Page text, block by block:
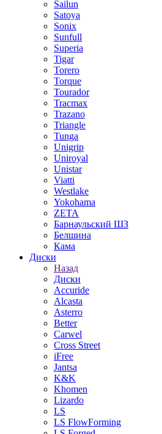
Sailun
Satoya
Sonix
Sunfull
Superia
Tigar
Torero
Torque
Tourador
Tracmax
Trazano
Triangle
Tunga
Unigrip
Uniroyal
Unistar
Viatti
Westlake
Yokohama
ZETA
Барнаульский ШЗ
Белшина
Кама
Диски
Назад
Диски
Accuride
Alcasta
Asterro
Better
Carwel
Cross Street
iFree
Jantsa
K&K
Khomen
Lizardo
LS
LS FlowForming